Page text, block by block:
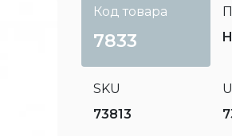
Код товара
7833
SKU
73813